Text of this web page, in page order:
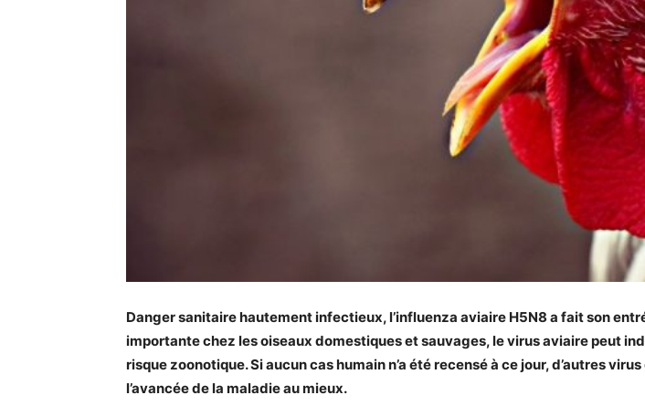
Danger sanitaire hautement infectieux, l’influenza aviaire H5N8 a fait son
importante chez les oiseaux domestiques et sauvages, le virus aviaire peut
risque zoonotique. Si aucun cas humain n’a été recensé à ce jour, d’autres
l’avancée de la maladie au mieux.